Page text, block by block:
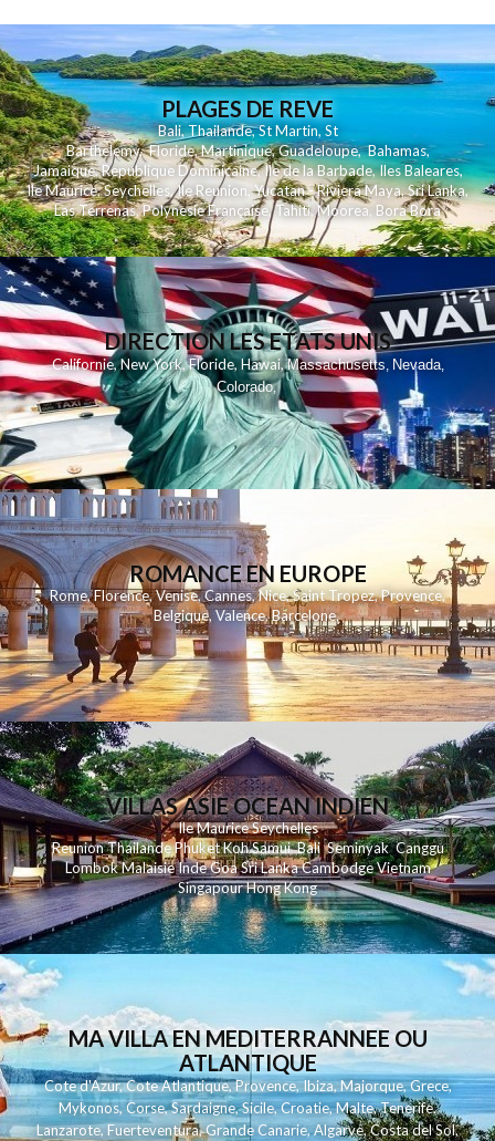
PLAGES DE REVE
Bali,Thailande,St Martin,St
Barthelemy,Floride,Martinique,Guadeloupe,Bahamas,
Jamaique,Republique Dominicaine,Ile de la Barbade,Iles Baleares,
Ile Maurice,Seychelles,Ile Reunion,Yucatan - Riviera Maya,Sri Lanka,
Las Terrenas,Polynesie Française,Tahiti,Moorea, Bora Bora
DIRECTION LES ETATS UNIS
Californie,New York,Floride,Hawai,Massachusetts, Nevada,
Colorado,
ROMANCE EN EUROPE
Rome,Florence,Venise,Cannes,Nice,Saint Tropez,Provence,
Belgique,Valence,Barcelone,
VILLAS ASIE OCEAN INDIEN
Ile MauriceSeychelles
ReunionThailandePhuketKohSamui Bali SeminyakCanggu
LombokMalaisieIndeGoaSri LankaCambodgeVietnam
SingapourHong Kong
MA VILLA EN MEDITERRANNEE OU
ATLANTIQUE
Cote d'Azur,Cote Atlantique,Provence,Ibiza,Majorque,Grece,
Mykonos,Corse,Sardaigne,Sicile,Croatie,Malte,Tenerife,
Lanzarote,Fuerteventura,Grande Canarie,Algarve,Costa del Sol,